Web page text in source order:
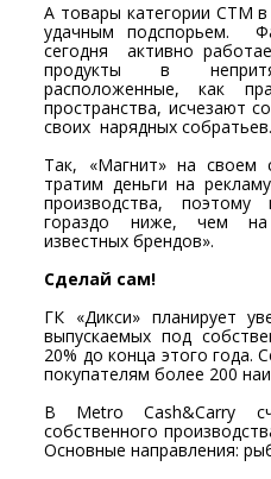
А товары категории СТМ
удачным подспорьем.
сегодня активно
продукты в
расположенные, как
пространства, исчезают
своих нарядных собратьев.
Так, «Магнит» на
тратим деньги на
производства,
гораздо ниже, чем на
известных брендов».
Сделай сам!
ГК «Дикси» планирует
выпускаемых под
20% до конца этого года.
покупателям более 200
В Metro Cash&Carry
собственного
Основные направления: